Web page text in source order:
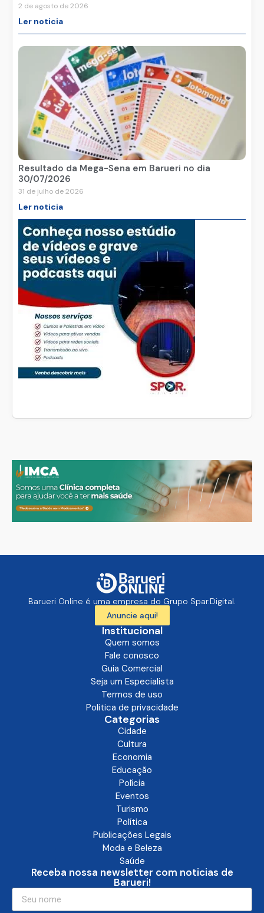
2 de agosto de 2026
Ler noticia
Resultado da Mega-Sena em Barueri no dia
30/07/2026
31 de julho de 2026
Ler noticia
Barueri Online é uma empresa do Grupo Spar.Digital.
Anuncie aqui!
Institucional
Quem somos
Fale conosco
Guia Comercial
Seja um Especialista
Termos de uso
Politica de privacidade
Categorias
Cidade
Cultura
Economia
Educação
Polícia
Eventos
Turismo
Política
Publicações Legais
Moda e Beleza
Saúde
Receba nossa newsletter com noticias de
Barueri!